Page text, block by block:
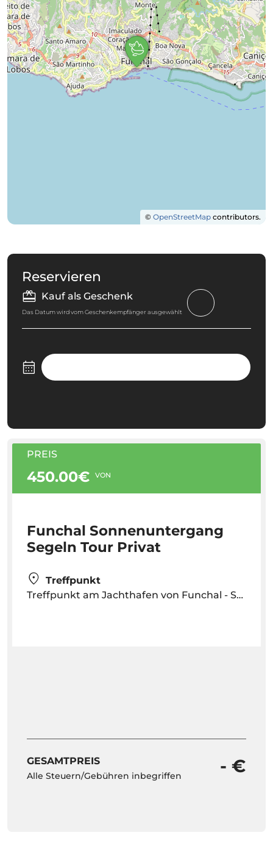
© OpenStreetMap contributors.
Reservieren
Kauf als Geschenk
Das Datum wird vom Geschenkempfänger ausgewählt
PREIS
450.00€ VON
Funchal Sonnenuntergang
Segeln Tour Privat
Treffpunkt
Treffpunkt am Jachthafen von Funchal - Sea la Vie Segelboot
GESAMTPREIS
Alle Steuern/Gebühren inbegriffen - €